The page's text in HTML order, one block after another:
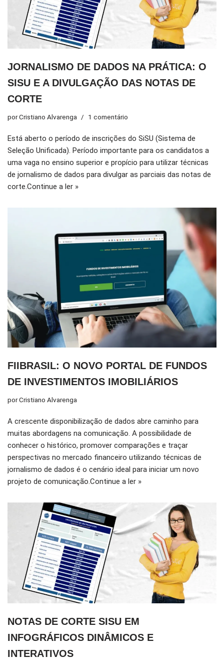
JORNALISMO DE DADOS NA PRÁTICA: O
SISU E A DIVULGAÇÃO DAS NOTAS DE
CORTE
porCristiano Alvarenga 1 comentário
Está aberto o período de inscrições do SiSU (Sistema de
Seleção Unificada). Período importante para os candidatos a
uma vaga no ensino superior e propício para utilizar técnicas
de jornalismo de dados para divulgar as parciais das notas de
corte.Continue a ler »
FIIBRASIL: O NOVO PORTAL DE FUNDOS
DE INVESTIMENTOS IMOBILIÁRIOS
porCristiano Alvarenga
A crescente disponibilização de dados abre caminho para
muitas abordagens na comunicação. A possibilidade de
conhecer o histórico, promover comparações e traçar
perspectivas no mercado financeiro utilizando técnicas de
jornalismo de dados é o cenário ideal para iniciar um novo
projeto de comunicação.Continue a ler »
NOTAS DE CORTE SISU EM
INFOGRÁFICOS DINÂMICOS E
INTERATIVOS